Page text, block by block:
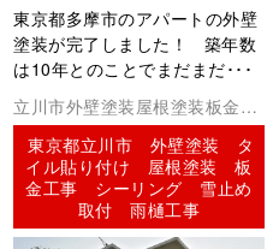
東京都多摩市のアパートの外壁
塗装が完了しました！ 築年数
は10年とのことでまだまだ･･･
立川市外壁塗装屋根塗装板金工
事コーキング（シーリング）
東京都立川市 外壁塗装 タ
イル貼り付け 屋根塗装 板
金工事 シーリング 雪止め
取付 雨樋工事